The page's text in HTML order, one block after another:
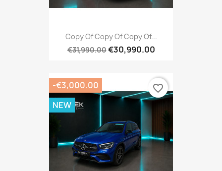
Copy Of Copy Of Copy Of...
€31,990.00€30,990.00
-€3,000.00
NEW
favorite_border